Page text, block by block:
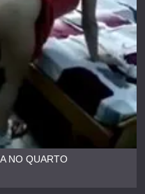
NO QUARTO